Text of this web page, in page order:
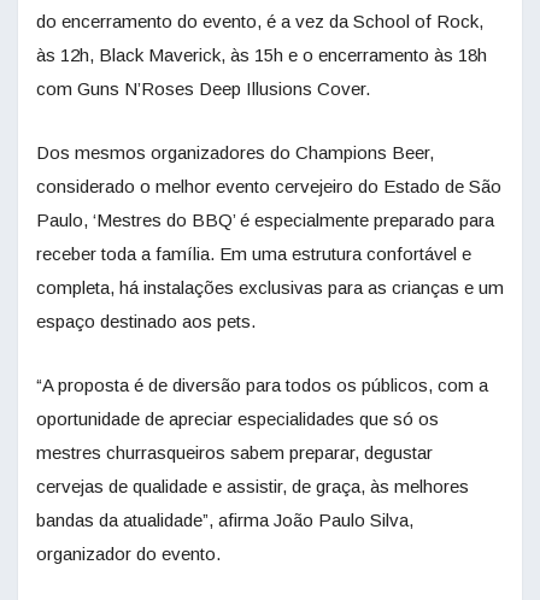
do encerramento do evento, é a vez da School of Rock,
às 12h, Black Maverick, às 15h e o encerramento às 18h
com Guns N’Roses Deep Illusions Cover.
Dos mesmos organizadores do Champions Beer,
considerado o melhor evento cervejeiro do Estado de São
Paulo, ‘Mestres do BBQ’ é especialmente preparado para
receber toda a família. Em uma estrutura confortável e
completa, há instalações exclusivas para as crianças e um
espaço destinado aos pets.
“A proposta é de diversão para todos os públicos, com a
oportunidade de apreciar especialidades que só os
mestres churrasqueiros sabem preparar, degustar
cervejas de qualidade e assistir, de graça, às melhores
bandas da atualidade”, afirma João Paulo Silva,
organizador do evento.